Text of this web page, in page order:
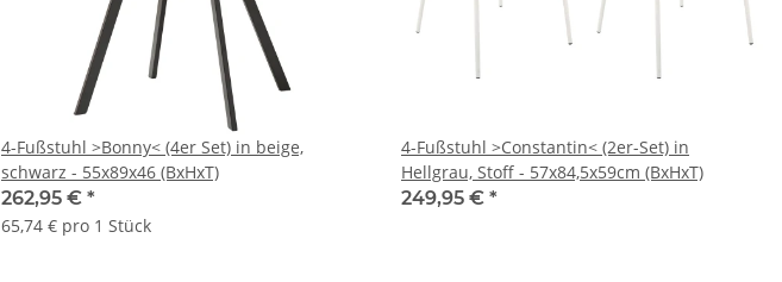
4-Fußstuhl >Bonny< (4er Set) in beige,
schwarz - 55x89x46 (BxHxT)
262,95 € *
65,74 € pro 1 Stück
4-Fußstuhl >Constantin< (2er-Set) in
Hellgrau, Stoff - 57x84,5x59cm (BxHxT)
249,95 € *